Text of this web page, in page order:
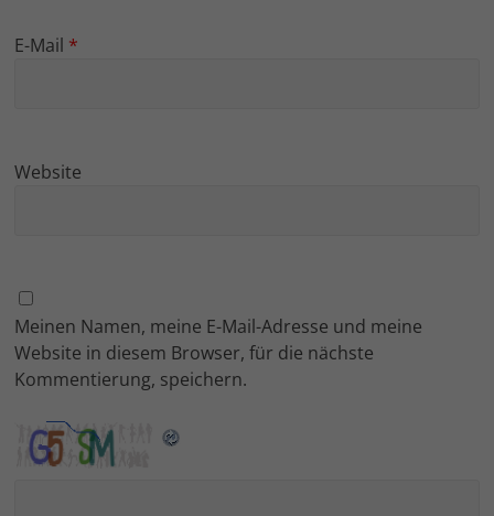
E-Mail *
Website
Meinen Namen, meine E-Mail-Adresse und meine
Website in diesem Browser, für die nächste
Kommentierung, speichern.